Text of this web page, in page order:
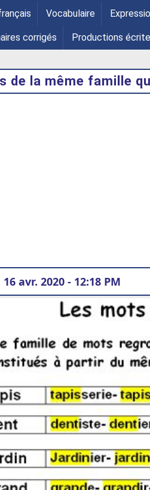
Vocabulaire
corrigés Productions
de la même famille
avr. 2020 - 12:18 PM